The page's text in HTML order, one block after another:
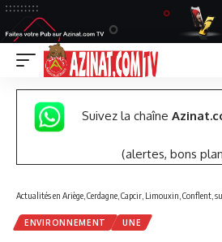
Suivez la chaîne
(alertes, bons
Actualités en Ariège, Cerdagne, Capcir, Limouxin, Conflent,
ENVIRONNEMENT UNE